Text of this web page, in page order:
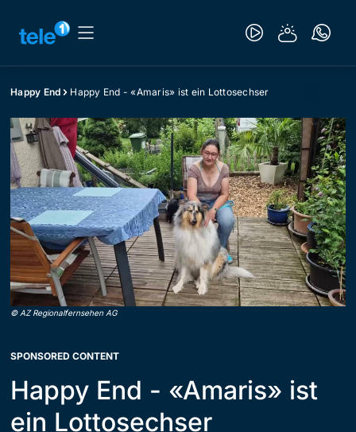
Happy End Happy End - «Amaris» ist ein Lottosechser
© AZ Regionalfernsehen AG
SPONSORED CONTENT
Happy End - «Amaris» ist
ein Lottosechser